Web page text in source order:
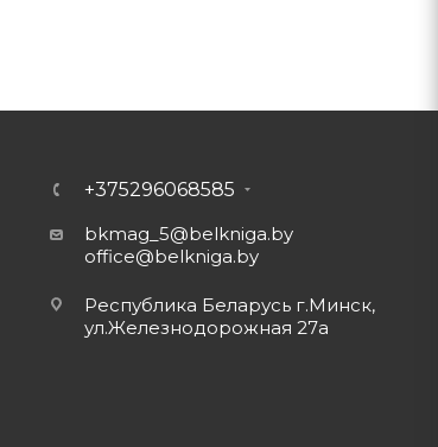
+375296068585
bkmag_5@belkniga.by
office@belkniga.by
Республика Беларусь г.Минск,
ул.Железнодорожная 27а